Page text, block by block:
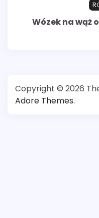
Wózek na wąż
Copyright © 2026
Adore Themes.